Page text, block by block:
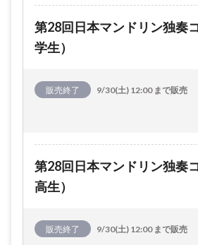
第28回日本マンドリン独奏
学生）
販売終了 9/30(土) 12:00 まで販売
第28回日本マンドリン独奏
高生）
販売終了 9/30(土) 12:00 まで販売